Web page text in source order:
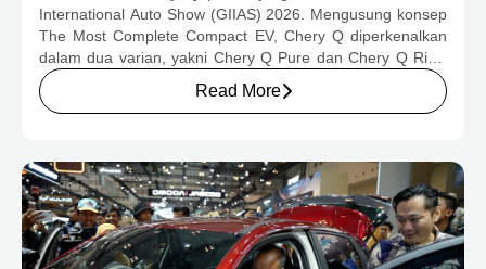
MULAI RP239,9 JUTA
International Auto Show (GIIAS) 2026. Mengusung konsep
The Most Complete Compact EV, Chery Q diperkenalkan
dalam dua varian, yakni Chery Q Pure dan Chery Q Rizz,
untuk mengakomodasi kebutuhan mobilitas serta
preferensi konsumen yang berbeda.
Read More